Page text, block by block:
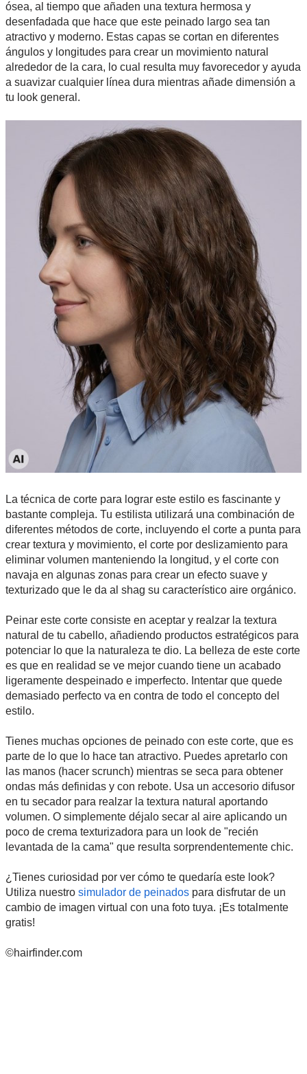
ósea, al tiempo que añaden una textura hermosa y
desenfadada que hace que este peinado largo sea tan
atractivo y moderno. Estas capas se cortan en diferentes
ángulos y longitudes para crear un movimiento natural
alrededor de la cara, lo cual resulta muy favorecedor y ayuda
a suavizar cualquier línea dura mientras añade dimensión a
tu look general.
La técnica de corte para lograr este estilo es fascinante y
bastante compleja. Tu estilista utilizará una combinación de
diferentes métodos de corte, incluyendo el corte a punta para
crear textura y movimiento, el corte por deslizamiento para
eliminar volumen manteniendo la longitud, y el corte con
navaja en algunas zonas para crear un efecto suave y
texturizado que le da al shag su característico aire orgánico.
Peinar este corte consiste en aceptar y realzar la textura
natural de tu cabello, añadiendo productos estratégicos para
potenciar lo que la naturaleza te dio. La belleza de este corte
es que en realidad se ve mejor cuando tiene un acabado
ligeramente despeinado e imperfecto. Intentar que quede
demasiado perfecto va en contra de todo el concepto del
estilo.
Tienes muchas opciones de peinado con este corte, que es
parte de lo que lo hace tan atractivo. Puedes apretarlo con
las manos (hacer scrunch) mientras se seca para obtener
ondas más definidas y con rebote. Usa un accesorio difusor
en tu secador para realzar la textura natural aportando
volumen. O simplemente déjalo secar al aire aplicando un
poco de crema texturizadora para un look de "recién
levantada de la cama" que resulta sorprendentemente chic.
¿Tienes curiosidad por ver cómo te quedaría este look?
Utiliza nuestro simulador de peinados para disfrutar de un
cambio de imagen virtual con una foto tuya. ¡Es totalmente
gratis!
©hairfinder.com